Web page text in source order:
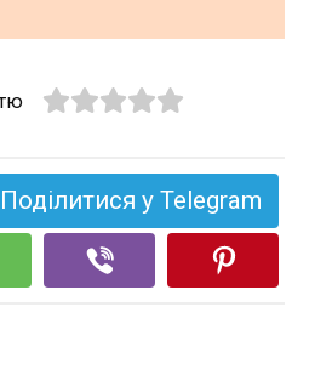
Поділитися у Telegram